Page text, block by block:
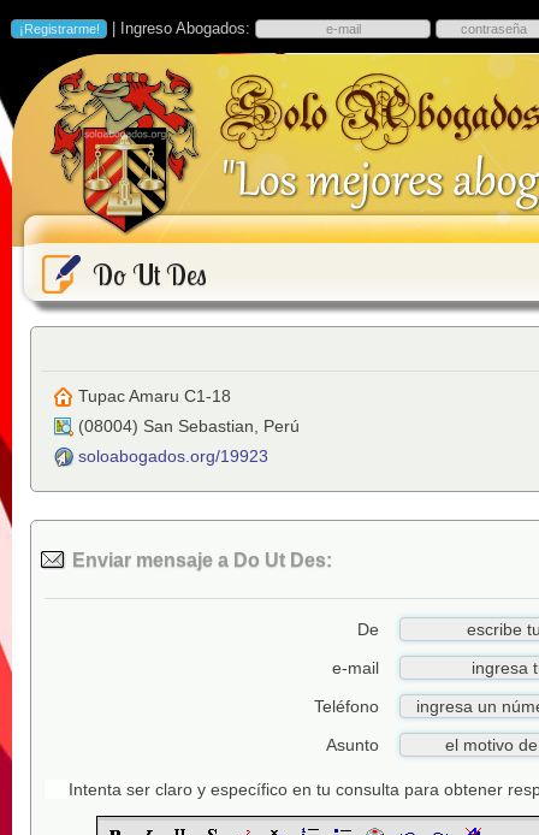
| Ingreso Abogados:
Do Ut Des
Tupac Amaru C1-18
(08004) San Sebastian
Perú
soloabogados.org/19923
Enviar mensaje a Do Ut Des:
De
e-mail
Teléfono
Asunto
Intenta ser claro y específico en tu consulta para obtener